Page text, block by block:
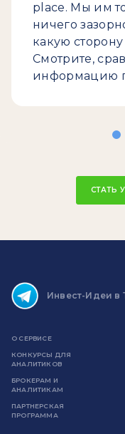
place. Мы им
ничего
какую
Смотрите,
информацию
СТАТЬ
Инвест-Идеи в
О СЕРВИСЕ
КОНКУРСЫ ДЛЯ
АНАЛИТИКОВ
БРОКЕРАМ И
АНАЛИТИКАМ
ПАРТНЕРСКАЯ
ПРОГРАММА